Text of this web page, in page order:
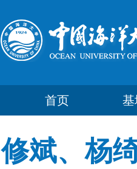
首页 基
修斌、杨